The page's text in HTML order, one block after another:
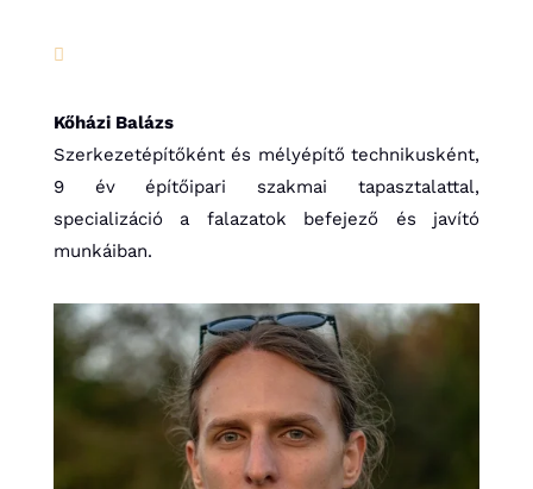

Kőházi Balázs
Szerkezetépítőként és mélyépítő technikusként,
9 év építőipari szakmai tapasztalattal,
specializáció a falazatok befejező és javító
munkáiban.